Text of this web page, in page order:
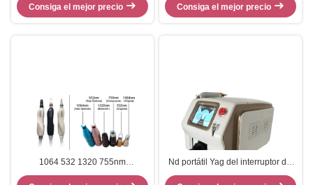
del retiro Q de la peca del retiro
Consiga el mejor precio
Nd Yad Laser
Consiga el mejor precio
1064 532 1320 755nm
Rejuvenecimiento de la piel Q
Nd portátil Yag del interruptor del
nanómetro Q del picosegundo